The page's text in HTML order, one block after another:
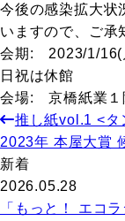
今後の感染拡大状
いますので、ご承
会期: 2023/1/16(
日祝は休館
会場: 京橋紙業１
推し紙vol.1 <タ
2023年 本屋大賞
新着
2026.05.28
「もっと！ エコ